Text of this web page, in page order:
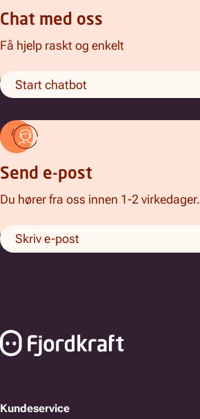
Chat med oss
Få hjelp raskt og enkelt
Start chatbot
Send e-post
Du hører fra oss innen 1-2 virkedager.
Skriv e-post
Kundeservice